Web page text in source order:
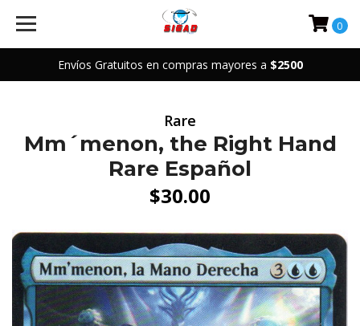
Envíos Gratuitos en compras mayores a $2500
0
Rare
Mm´menon, the Right Hand
Rare Español
$30.00